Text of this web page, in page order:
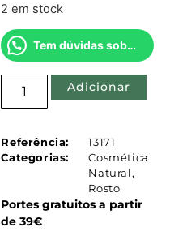
2 em stock
Tem dúvidas sobre este produto?
Adicionar
Referência:
13171
Categorias:
Cosmética
Natural,
Rosto
Portes gratuitos a partir
de 39€